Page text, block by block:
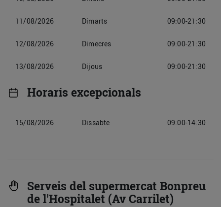
11/08/2026 Dimarts 09:00-21:30
12/08/2026 Dimecres 09:00-21:30
13/08/2026 Dijous 09:00-21:30
Horaris excepcionals
15/08/2026 Dissabte 09:00-14:30
Serveis del supermercat Bonpreu
de l'Hospitalet (Av Carrilet)